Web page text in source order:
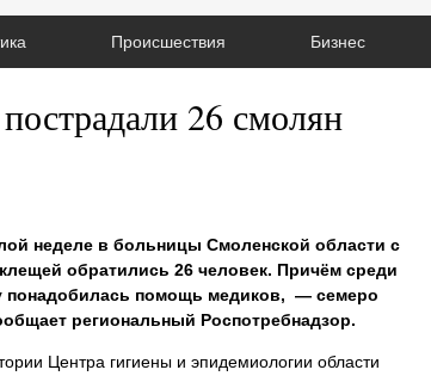
Происшествия Бизнес
26 смолян
неделе в больницы Смоленской области с
обратились 26 человек. Причём среди
понадобилась помощь медиков, — семеро
региональный Роспотребнадзор.
Центра гигиены и эпидемиологии области